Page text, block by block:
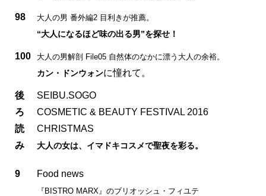
98 大人の男 番外編2 目利きが推薦。
“大人になるほど味の出る男”を探せ！
100 大人の男解剖 File05 自然体のなかに漂う大人の余裕。
カン・ドンウォンに憧れて。
後
ろ
読
み
SEIBU.SOGO
COSMETIC & BEAUTY FESTIVAL 2016
CHRISTMAS
大人の女は、イマドキコスメで聖夜を彩る。
9 Food news
『BISTRO MARX』のブリオッシュ・フィユテ